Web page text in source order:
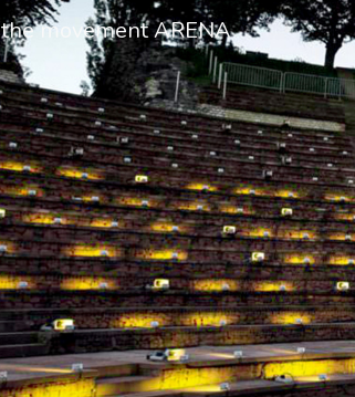
Skip
the movement ARENA